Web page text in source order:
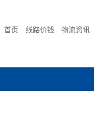
首页 线路价钱 物流资讯